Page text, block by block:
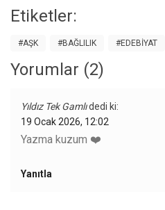
fırlattım fezaya her sabah
erken Sen ne hoş Ne boş Ne
Ne boş Ne garip Bir yaratık
Bittikçe sevmekten ittik
h’eceleri…
Etiketler:
#AŞK #BAĞLILIK #EDEBIYAT
Yorumlar (2)
Yıldız Tek Gamlıdedi ki:
19 Ocak 2026, 12:02
Yazma kuzum ❤️
Yanıtla